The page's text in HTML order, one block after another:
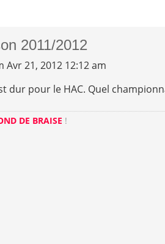
2011/2012
Avr 21, 2012 12:12 am
dur pour le HAC. Quel
DE BRAISE !